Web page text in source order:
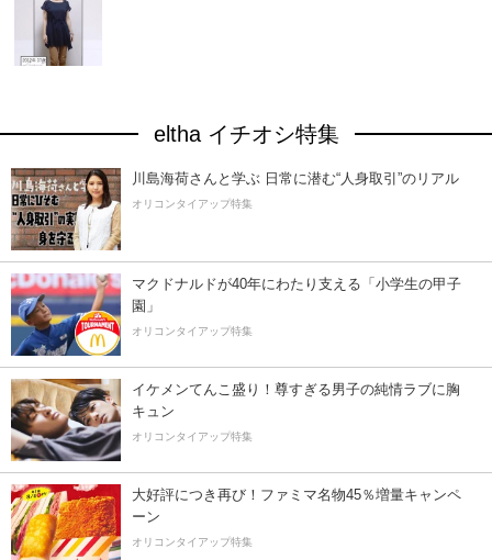
eltha イチオシ特集
川島海荷さんと学ぶ 日常に潜む“人身取引”のリアル
オリコンタイアップ特集
マクドナルドが40年にわたり支える「小学生の甲子
園」
オリコンタイアップ特集
イケメンてんこ盛り！尊すぎる男子の純情ラブに胸
キュン
オリコンタイアップ特集
大好評につき再び！ファミマ名物45％増量キャンペ
ーン
オリコンタイアップ特集